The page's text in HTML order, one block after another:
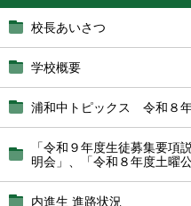
校長あいさつ
学校概要
浦和中トピックス 令和８
「令和９年度生徒募集要項
明会」、「令和８年度土曜
内進生 進路状況